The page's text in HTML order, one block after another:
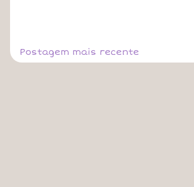
Postagem mais recente